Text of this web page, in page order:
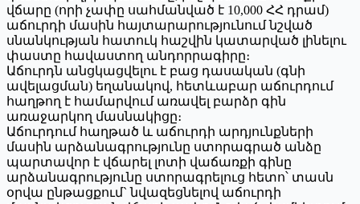
վճարը (որի չափը սահմանված է 10,000 ՀՀ դրամ)
աճուրդի մասին հայտարարությունում նշված
սնանկության հատուկ հաշվին կատարված լինելու
փաստը հավաստող անդորրագիրը։
Աճուրդն անցկացվելու է բաց դասական (գնի
ավելացման) եղանակով, հետևաբար աճուրդում
հաղթող է համարվում առավել բարձր գին
առաջարկող մասնակիցը։
Աճուրդում հաղթած և աճուրդի արդյունքների
մասին արձանագրությունը ստորագրած անձը
պարտավոր է վճարել լոտի վաճառքի գինը
արձանագրությունը ստորագրելուց հետո՝ տասն
օրվա ընթացքում` նվազեցնելով աճուրդի